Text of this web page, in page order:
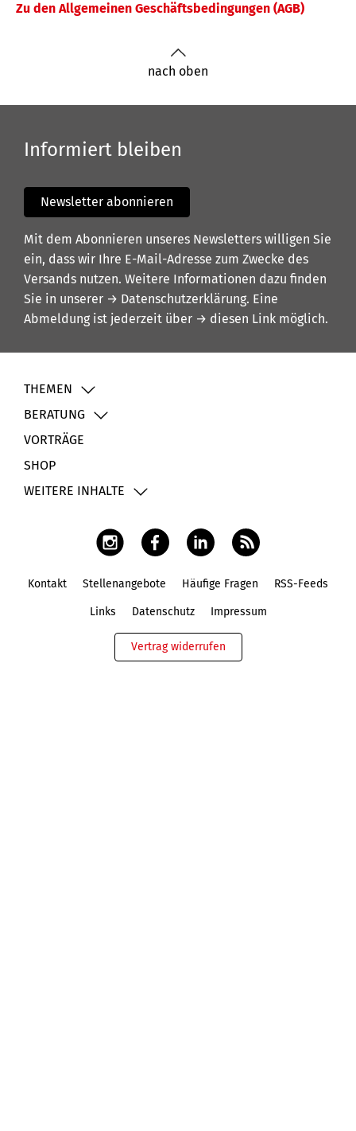
Zu den Allgemeinen Geschäftsbedingungen (AGB)
nach oben
Informiert bleiben
Newsletter abonnieren
Mit dem Abonnieren unseres Newsletters willigen Sie
ein, dass wir Ihre E-Mail-Adresse zum Zwecke des
Versands nutzen. Weitere Informationen dazu finden
Sie in unserer → Datenschutzerklärung. Eine
Abmeldung ist jederzeit über → diesen Link möglich.
THEMEN
BERATUNG
VORTRÄGE
SHOP
WEITERE INHALTE
Kontakt Stellenangebote Häufige Fragen RSS-Feeds
Links Datenschutz Impressum
Vertrag widerrufen